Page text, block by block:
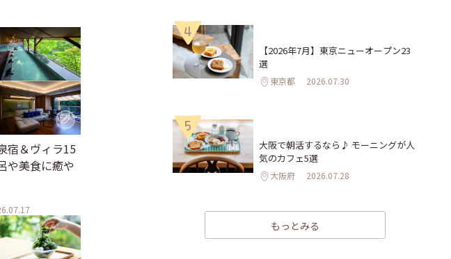
宿＆ヴィラ15
や美食に癒や
4
【2026年7月】東京ニューオープン23
選
東京都 2026.07.30
5
大阪で朝活するなら♪ モーニングが人
気のカフェ5選
大阪府 2026.07.28
もっとみる